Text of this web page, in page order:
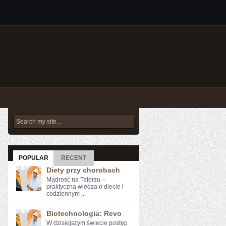
POPULAR RECENT
Diety przy chorobach
Mądrość na Talerzu –
praktyczna wiedza o diecie i
codziennym ...
Biotechnologia: Revo
W dzisiejszym świecie postęp